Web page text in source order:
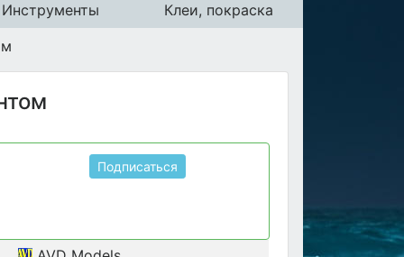
Инструменты
Клеи, покраска
Подписаться